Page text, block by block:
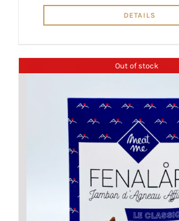
DETAILS
Out of stock